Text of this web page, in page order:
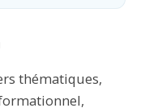
thématiques,